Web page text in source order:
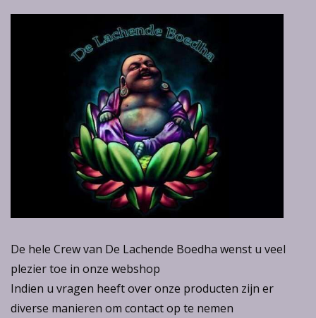
De hele Crew van De Lachende Boedha wenst u veel
plezier toe in onze webshop
Indien u vragen heeft over onze producten zijn er
diverse manieren om contact op te nemen